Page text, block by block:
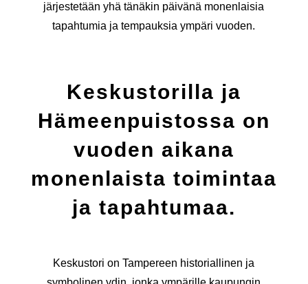
järjestetään yhä tänäkin päivänä monenlaisia
tapahtumia ja tempauksia ympäri vuoden.
Keskustorilla ja
Hämeenpuistossa on
vuoden aikana
monenlaista toimintaa
ja tapahtumaa.
Keskustori on Tampereen historiallinen ja